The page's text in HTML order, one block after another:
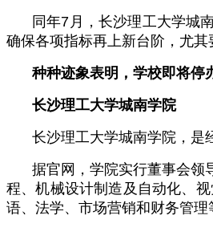
同年7月，长沙理工大学城
确保各项指标再上新台阶，尤其
种种迹象表明，学校即将停
长沙理工大学城南学院
长沙理工大学城南学院，是
据官网，学院实行董事会领
程、机械设计制造及自动化、
语、法学、市场营销和财务管理